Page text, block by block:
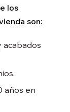
los
son:
acabados
años en